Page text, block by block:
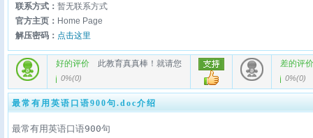
联系方式： 暂无联系方式
官方主页： Home Page
解压密码： 点击这里
好的评价 此教育真真棒！就请您
0%(0)
差的评价
0%(0)
最常有用英语口语900句.doc介绍
最常有用英语口语900句